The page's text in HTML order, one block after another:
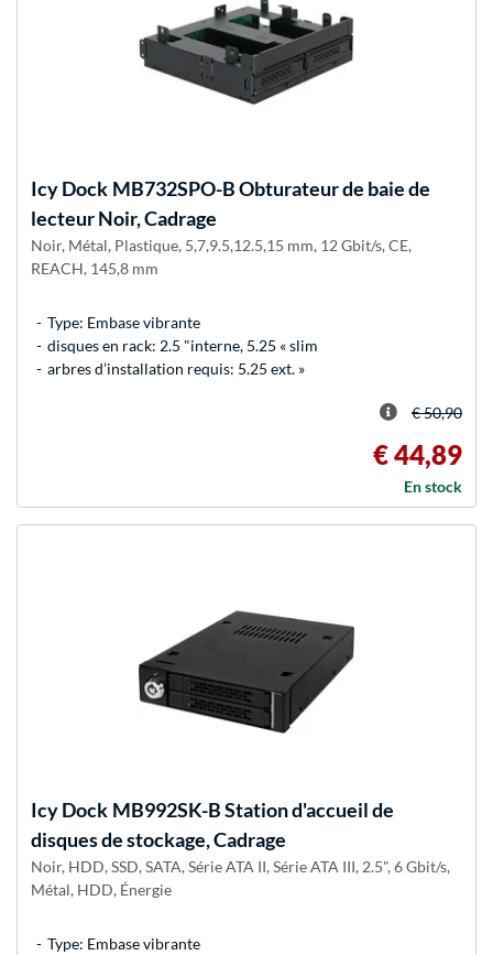
Icy Dock MB732SPO-B Obturateur de baie de
lecteur Noir, Cadrage
Noir, Métal, Plastique, 5,7,9.5,12.5,15 mm, 12 Gbit/s, CE,
REACH, 145,8 mm
Type: Embase vibrante
disques en rack: 2.5 "interne, 5.25 « slim
arbres d’installation requis: 5.25 ext. »
€ 50,90
€ 44,89
En stock
Icy Dock MB992SK-B Station d'accueil de
disques de stockage, Cadrage
Noir, HDD, SSD, SATA, Série ATA II, Série ATA III, 2.5", 6 Gbit/s,
Métal, HDD, Énergie
Type: Embase vibrante